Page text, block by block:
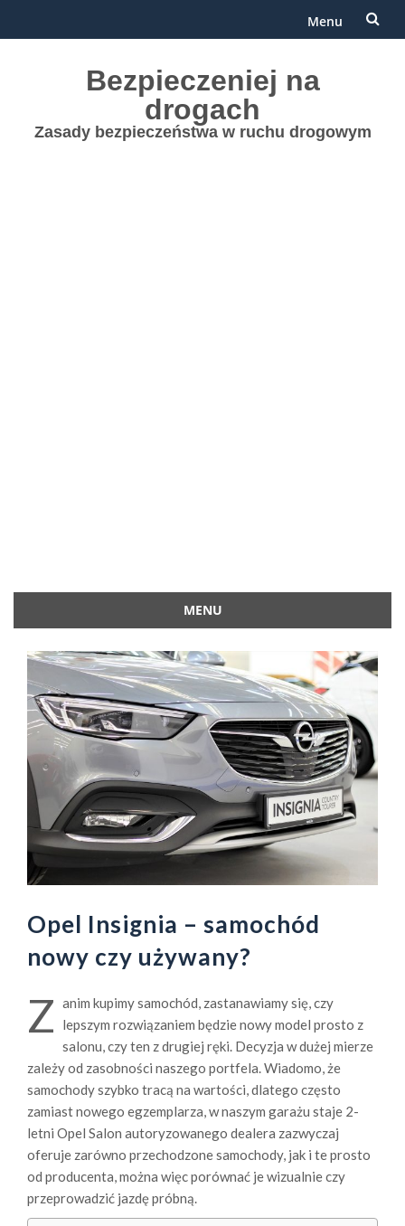
Menu
Bezpieczeniej na
drogach
Zasady bezpieczeństwa w ruchu drogowym
MENU
treści
Opel Insignia – samochód
nowy czy używany?
Z anim kupimy samochód, zastanawiamy się, czy
lepszym rozwiązaniem będzie nowy model prosto z
salonu, czy ten z drugiej ręki. Decyzja w dużej mierze
zależy od zasobności naszego portfela. Wiadomo, że
samochody szybko tracą na wartości, dlatego często
zamiast nowego egzemplarza, w naszym garażu staje 2-
letni Opel Salon autoryzowanego dealera zazwyczaj
oferuje zarówno przechodzone samochody, jak i te prosto
od producenta, można więc porównać je wizualnie czy
przeprowadzić jazdę próbną.